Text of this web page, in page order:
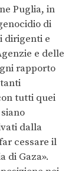
Puglia, in
di
dirigenti e
e delle
rapporto
tutti quei
dalla
cessare il
di Gaza».